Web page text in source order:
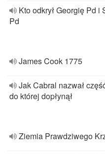
Kto odkrył Georgię Pd i
Pd
James Cook 1775
Jak Cabral nazwał
do której dopłynął
Ziemia Prawdziwego